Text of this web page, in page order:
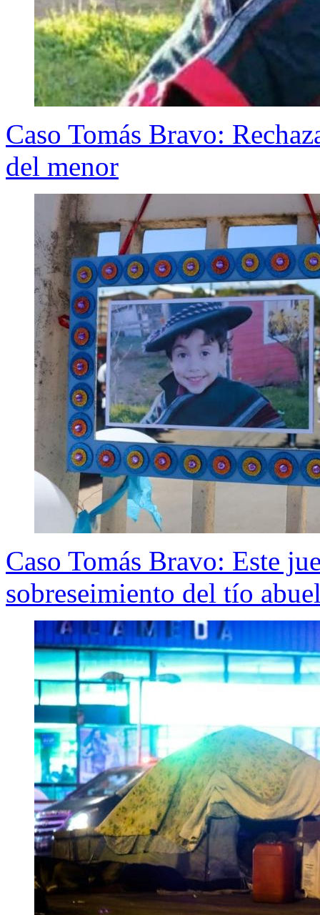
Caso Tomás Bravo:
del menor
Caso Tomás Bravo: Este
sobreseimiento del tío